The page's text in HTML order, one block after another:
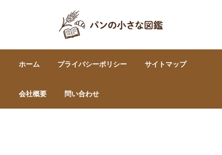
ホーム プライバシーポリシー サイトマップ
会社概要 問い合わせ